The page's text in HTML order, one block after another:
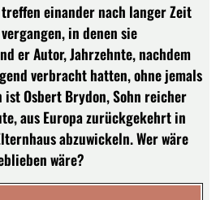
einander nach langer Zeit
in denen sie
er Autor, Jahrzehnte, nachdem
verbracht hatten, ohne jemals
ist Osbert Brydon, Sohn reicher
aus Europa zurückgekehrt in
abzuwickeln. Wer wäre
wäre?